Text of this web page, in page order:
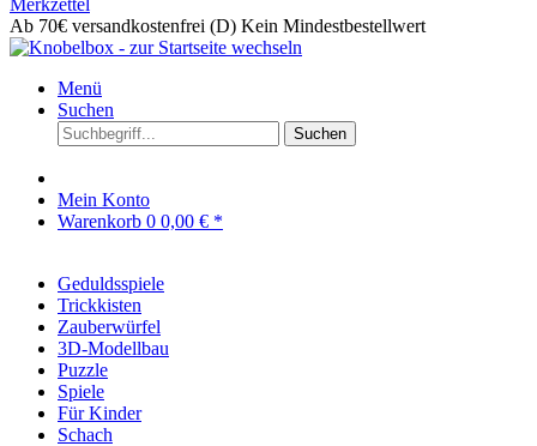
Merkzettel
Ab 70€ versandkostenfrei (D) Kein Mindestbestellwert
Menü
Suchen
Suchen
Mein Konto
Warenkorb 0 0,00 € *
Geduldsspiele
Trickkisten
Zauberwürfel
3D-Modellbau
Puzzle
Spiele
Für Kinder
Schach